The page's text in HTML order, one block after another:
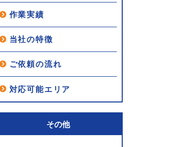
作業実績
当社の特徴
ご依頼の流れ
対応可能エリア
その他